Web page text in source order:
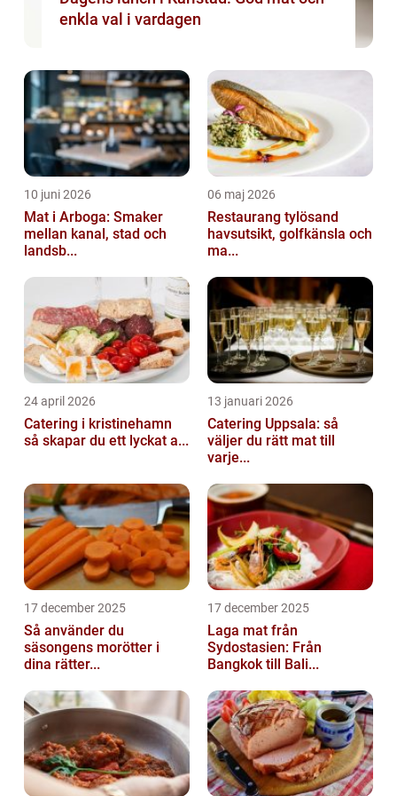
enkla val i vardagen
10 juni 2026
Mat i Arboga: Smaker
mellan kanal, stad och
landsb...
06 maj 2026
Restaurang tylösand
havsutsikt, golfkänsla och
ma...
24 april 2026
Catering i kristinehamn
så skapar du ett lyckat a...
13 januari 2026
Catering Uppsala: så
väljer du rätt mat till
varje...
17 december 2025
Så använder du
säsongens morötter i
dina rätter...
17 december 2025
Laga mat från
Sydostasien: Från
Bangkok till Bali...